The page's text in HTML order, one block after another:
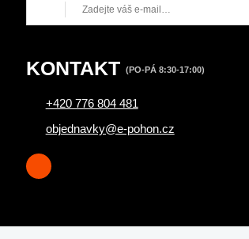
KONTAKT (PO-PÁ 8:30-17:00)
+420 776 804 481
objednavky@e-pohon.cz